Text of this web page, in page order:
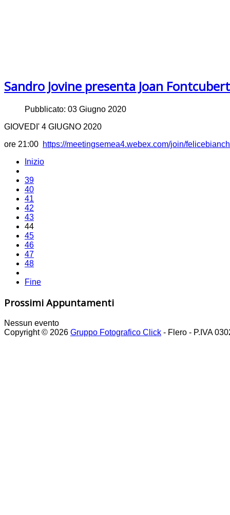
Sandro Jovine presenta Joan
Pubblicato: 03 Giugno 2020
GIOVEDI' 4 GIUGNO 2020
ore 21:00 https://meetingsemea4.webex.com/join/
Inizio
39
40
41
42
43
44
45
46
47
48
Fine
Prossimi Appuntamenti
Nessun evento
Copyright © 2026 Gruppo Fotografico Click - Flero - P.IVA